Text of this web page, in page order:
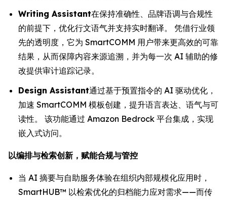
Writing Assistant在保持准确性、品牌语调与合规性
的前提下，优化行文语气并支持实时翻译。 凭借行业领
先的透明度，它为 SmartCOMM 用户带来更高效的可靠
结果，从而保障内容来源追溯，并为每一次 AI 辅助的修
改提供审计追踪记录。
Design Assistant通过基于预置指令的 AI 驱动优化，
加速 SmartCOMM 模板创建，提升语言表达、语气与可
读性。 该功能通过 Amazon Bedrock 平台集成，实现
嵌入式访问。
以编排与检索创新，赋能合规与管控
当 AI 摘要与自助服务体验在组织内部规模化应用时，
SmartHUB™ 以检索优化的归档能力应对需求——而传